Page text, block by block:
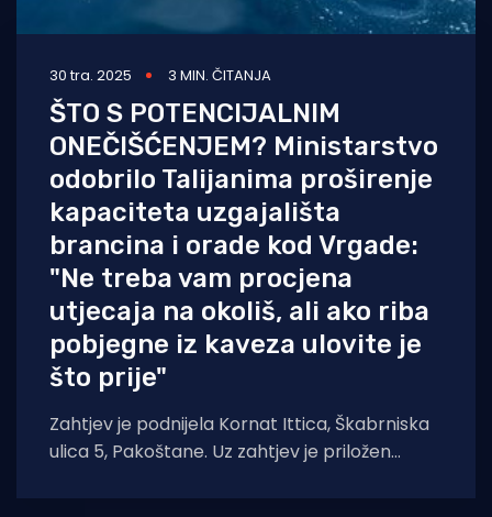
30 tra. 2025 3 MIN. ČITANJA
ŠTO S POTENCIJALNIM
ONEČIŠĆENJEM? Ministarstvo
odobrilo Talijanima proširenje
kapaciteta uzgajališta
brancina i orade kod Vrgade:
"Ne treba vam procjena
utjecaja na okoliš, ali ako riba
pobjegne iz kaveza ulovite je
što prije"
Zahtjev je podnijela Kornat Ittica, Škabrniska
ulica 5, Pakoštane. Uz zahtjev je priložen